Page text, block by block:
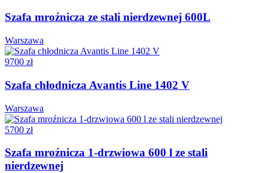
Szafa mroźnicza ze stali nierdzewnej 600L
Warszawa
9700 zł
Szafa chłodnicza Avantis Line 1402 V
Warszawa
5700 zł
Szafa mroźnicza 1-drzwiowa 600 l ze stali
nierdzewnej